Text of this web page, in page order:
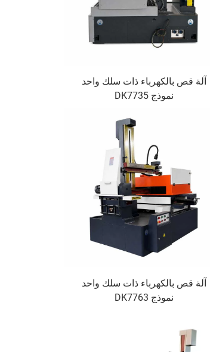
آلة قص بالكهرباء ذات سلك واحد
نموذج DK7735
آلة قص بالكهرباء ذات سلك واحد
نموذج DK7763